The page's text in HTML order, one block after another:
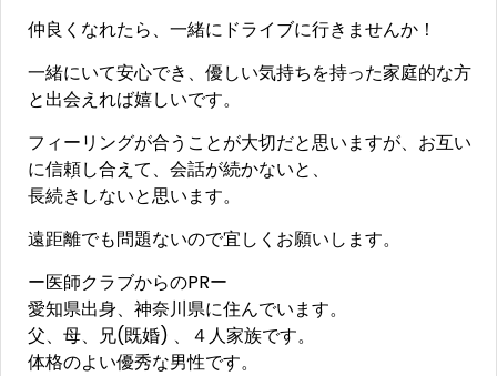
仲良くなれたら、一緒にドライブに行きませんか！
一緒にいて安心でき、優しい気持ちを持った家庭的な方
と出会えれば嬉しいです。
フィーリングが合うことが大切だと思いますが、お互い
に信頼し合えて、会話が続かないと、
長続きしないと思います。
遠距離でも問題ないので宜しくお願いします。
ー医師クラブからのPRー
愛知県出身、神奈川県に住んでいます。
父、母、兄(既婚) 、４人家族です。
体格のよい優秀な男性です。